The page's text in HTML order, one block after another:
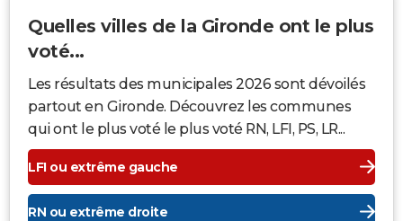
Quelles villes de la Gironde ont le plus
voté...
Les résultats des municipales 2026 sont dévoilés
partout en Gironde. Découvrez les communes
qui ont le plus voté le plus voté RN, LFI, PS, LR...
LFI ou extrême gauche
RN ou extrême droite